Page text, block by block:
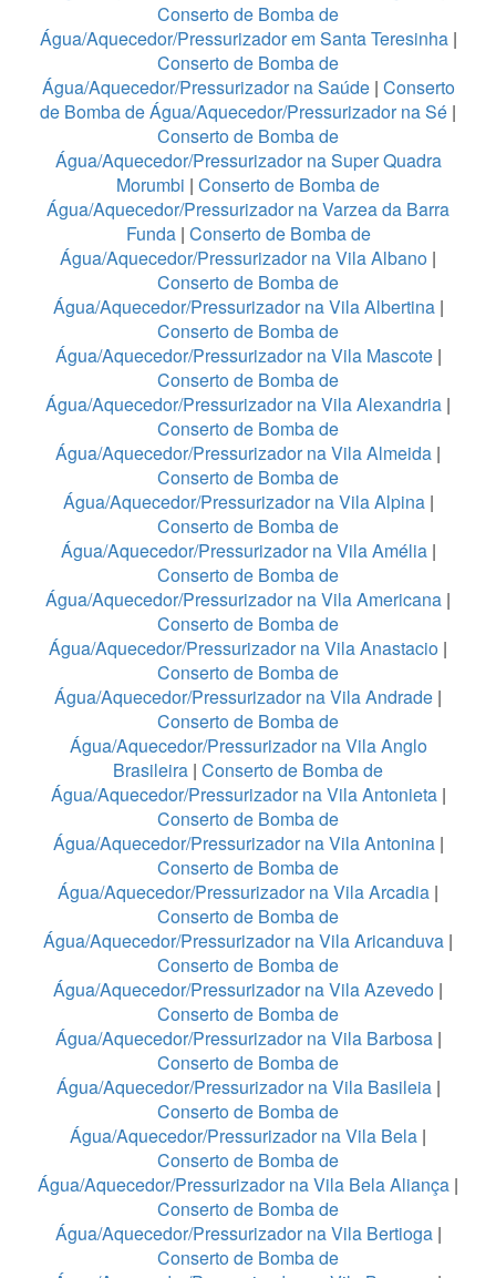
Conserto de Bomba de
Água/Aquecedor/Pressurizador em Santa Teresinha|
Conserto de Bomba de
Água/Aquecedor/Pressurizador na Saúde| Conserto
de Bomba de Água/Aquecedor/Pressurizador na Sé |
Conserto de Bomba de
Água/Aquecedor/Pressurizador na Super Quadra
Morumbi | Conserto de Bomba de
Água/Aquecedor/Pressurizador na Varzea da Barra
Funda| Conserto de Bomba de
Água/Aquecedor/Pressurizador na Vila Albano |
Conserto de Bomba de
Água/Aquecedor/Pressurizador na Vila Albertina|
Conserto de Bomba de
Água/Aquecedor/Pressurizador na Vila Mascote|
Conserto de Bomba de
Água/Aquecedor/Pressurizador na Vila Alexandria |
Conserto de Bomba de
Água/Aquecedor/Pressurizador na Vila Almeida |
Conserto de Bomba de
Água/Aquecedor/Pressurizador na Vila Alpina |
Conserto de Bomba de
Água/Aquecedor/Pressurizador na Vila Amélia |
Conserto de Bomba de
Água/Aquecedor/Pressurizador na Vila Americana |
Conserto de Bomba de
Água/Aquecedor/Pressurizador na Vila Anastacio |
Conserto de Bomba de
Água/Aquecedor/Pressurizador na Vila Andrade |
Conserto de Bomba de
Água/Aquecedor/Pressurizador na Vila Anglo
Brasileira | Conserto de Bomba de
Água/Aquecedor/Pressurizador na Vila Antonieta|
Conserto de Bomba de
Água/Aquecedor/Pressurizador na Vila Antonina|
Conserto de Bomba de
Água/Aquecedor/Pressurizador na Vila Arcadia |
Conserto de Bomba de
Água/Aquecedor/Pressurizador na Vila Aricanduva |
Conserto de Bomba de
Água/Aquecedor/Pressurizador na Vila Azevedo |
Conserto de Bomba de
Água/Aquecedor/Pressurizador na Vila Barbosa|
Conserto de Bomba de
Água/Aquecedor/Pressurizador na Vila Basileia|
Conserto de Bomba de
Água/Aquecedor/Pressurizador na Vila Bela |
Conserto de Bomba de
Água/Aquecedor/Pressurizador na Vila Bela Aliança |
Conserto de Bomba de
Água/Aquecedor/Pressurizador na Vila Bertioga|
Conserto de Bomba de